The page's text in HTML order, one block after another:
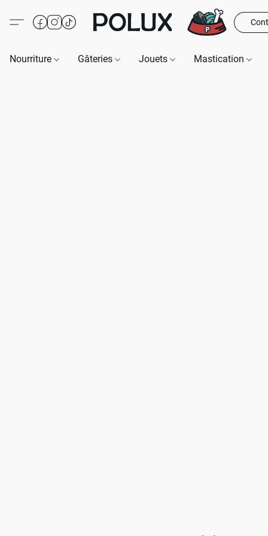
Nourriture Gâteries Jouets Mastication